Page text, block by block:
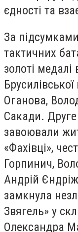
єдності та
За
тактичних
золоті
Оганова,
Сакади. Друге
завоювали
«Фахівці»,
Горпинич,
Андрій
замкнула
Звягель» у
Олександра